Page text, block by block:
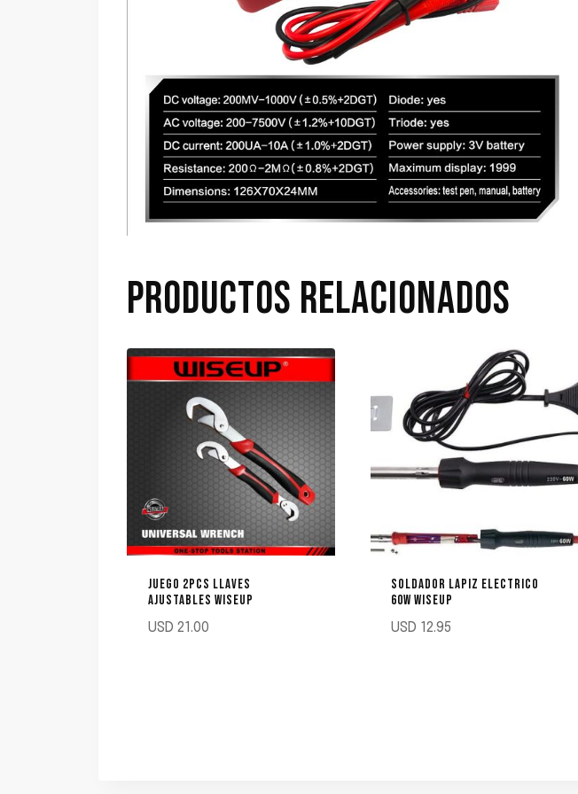
PRODUCTOS RELACIONADOS
JUEGO 2PCS LLAVES
AJUSTABLES WISEUP
USD 21.00
SOLDADOR LAPIZ ELECTRICO
60W WISEUP
USD 12.95